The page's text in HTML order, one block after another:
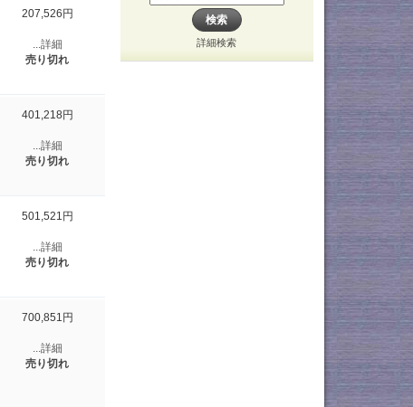
207,526円
...詳細
売り切れ
401,218円
...詳細
売り切れ
501,521円
...詳細
売り切れ
700,851円
...詳細
売り切れ
詳細検索